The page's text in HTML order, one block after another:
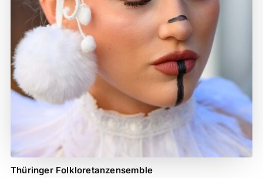
Thüringer Folkloretanzensemble